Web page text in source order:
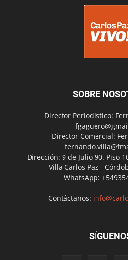
SOBRE
Director Periodístico:
Director Comercial:
Dirección: 9 de Julio 90. Piso
Villa Carlos Paz -
WhatsApp:
Contáctanos: